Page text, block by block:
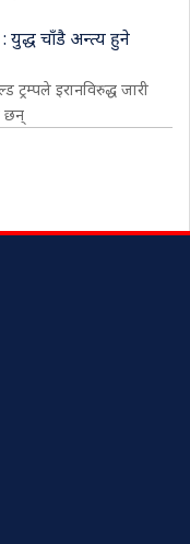
युद्ध चाँडै अन्त्य हुने
ट्रम्पले इरानविरुद्ध जारी
छन्